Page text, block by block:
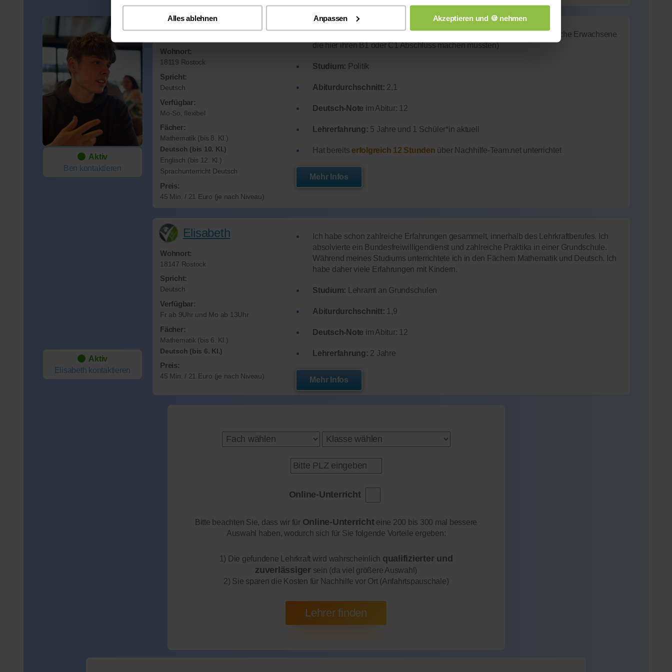
Alles ablehnen Anpassen Akzeptieren und 🍪 nehmen
Aktiv
Ben kontaktieren
bereits lange Nachhilfeunterricht in Deutsch gegeben (diverse ausländische Erwachsene
die hier ihren B1 oder C1 Abschluss machen mussten)
Studium: Politik
Abiturdurchschnitt: 2,1
Deutsch-Note im Abitur: 12
Lehrerfahrung: 5 Jahre und 1 Schüler*in aktuell
Hat bereits erfolgreich 12 Stunden über Nachhilfe-Team.net unterrichtet
Mehr Infos
Ben
Wohnort:
18119 Rostock
Spricht:
Deutsch
Verfügbar:
Mo-So, flexibel
Fächer:
Mathematik (bis 8. Kl.)
Deutsch (bis 10. Kl.)
Englisch (bis 12. Kl.)
Sprachunterricht Deutsch
Preis:
45 Min. / 21 Euro (je nach Niveau)
Aktiv
Elisabeth kontaktieren
Ich habe schon zahlreiche Erfahrungen gesammelt, innerhalb des Lehrkraftberufes. Ich
absolvierte ein Bundesfreiwilligendienst und zahlreiche Praktika in einer Grundschule.
Während meines Studiums unterrichtete ich in den Fächern Mathematik und Deutsch. Ich
habe daher viele Erfahrungen mit Kindern.
Studium: Lehramt an Grundschulen
Abiturdurchschnitt: 1,9
Deutsch-Note im Abitur: 12
Lehrerfahrung: 2 Jahre
Mehr Infos
Elisabeth
Wohnort:
18147 Rostock
Spricht:
Deutsch
Verfügbar:
Fr ab 9Uhr und Mo ab 13Uhr
Fächer:
Mathematik (bis 6. Kl.)
Deutsch (bis 6. Kl.)
Preis:
45 Min. / 21 Euro (je nach Niveau)
Online-Unterricht
Bitte beachten Sie, dass wir für Online-Unterrichteine 200 bis 300 mal bessere
Auswahl haben, wodurch sich für Sie folgende Vorteile ergeben:
1) Die gefundene Lehrkraft wird wahrscheinlich qualifizierter und
zuverlässigersein (da viel größere Auswahl)
2) Sie sparen die Kosten für Nachhilfe vor Ort (Anfahrtspauschale)